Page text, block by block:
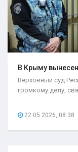
В Крыму
Верховный суд
громкому делу,
22.05.2026, 08:38